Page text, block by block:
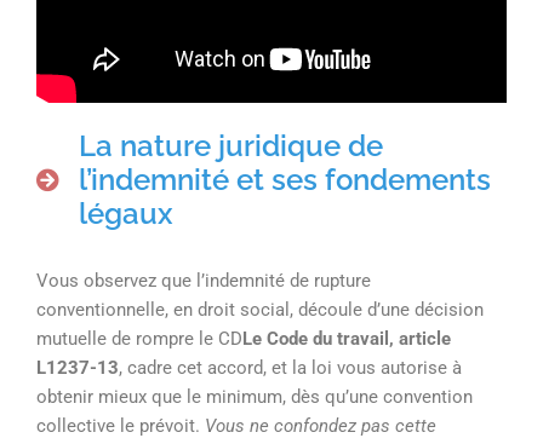
La nature juridique de
l’indemnité et ses fondements
légaux
Vous observez que l’indemnité de rupture
conventionnelle, en droit social, découle d’une décision
mutuelle de rompre le CDLe Code du travail, article
L1237-13, cadre cet accord, et la loi vous autorise à
obtenir mieux que le minimum, dès qu’une convention
collective le prévoit. Vous ne confondez pas cette